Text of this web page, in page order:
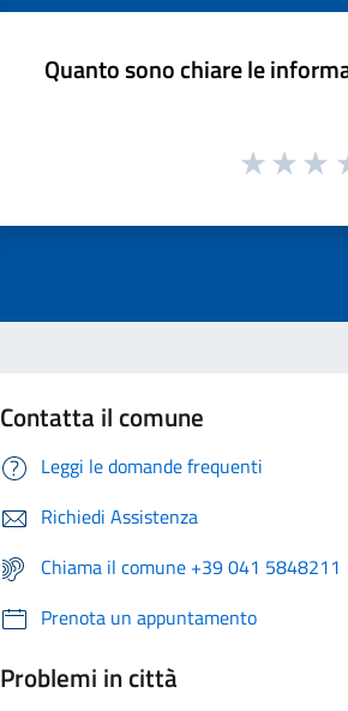
Quanto sono chiare le
Contatta il comune
Leggi le domande frequenti
Richiedi Assistenza
Chiama il comune +39 041 5848211
Prenota un appuntamento
Problemi in città